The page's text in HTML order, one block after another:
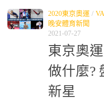
2020東京奧運 /
晚安體育新聞
2021-07-27
東京奧
做什麼?
新星